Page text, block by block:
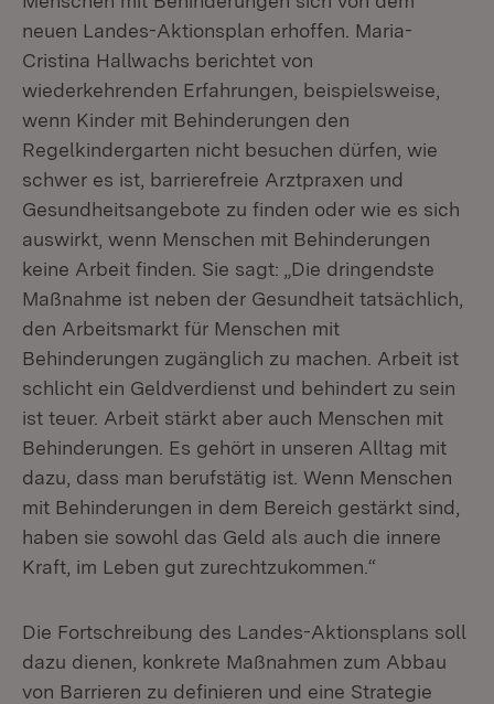
neuen Landes-Aktionsplan erhoffen. Maria-
Cristina Hallwachs berichtet von
wiederkehrenden Erfahrungen, beispielsweise,
wenn Kinder mit Behinderungen den
Regelkindergarten nicht besuchen dürfen, wie
schwer es ist, barrierefreie Arztpraxen und
Gesundheitsangebote zu finden oder wie es sich
auswirkt, wenn Menschen mit Behinderungen
keine Arbeit finden. Sie sagt: „Die dringendste
Maßnahme ist neben der Gesundheit tatsächlich,
den Arbeitsmarkt für Menschen mit
Behinderungen zugänglich zu machen. Arbeit ist
schlicht ein Geldverdienst und behindert zu sein
ist teuer. Arbeit stärkt aber auch Menschen mit
Behinderungen. Es gehört in unseren Alltag mit
dazu, dass man berufstätig ist. Wenn Menschen
mit Behinderungen in dem Bereich gestärkt sind,
haben sie sowohl das Geld als auch die innere
Kraft, im Leben gut zurechtzukommen.“
Die Fortschreibung des Landes-Aktionsplans soll
dazu dienen, konkrete Maßnahmen zum Abbau
von Barrieren zu definieren und eine Strategie